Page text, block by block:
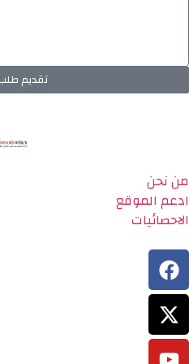
تقديم طلب
من نحن
ادعم الموقع
الاحصائيات